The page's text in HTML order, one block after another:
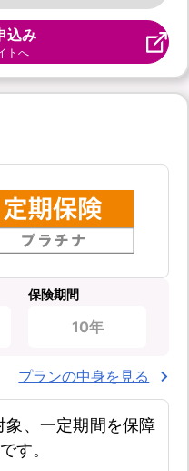
込み
トへ
保険期間
10年
プランの中身を見る
、一定期間を保障
す。